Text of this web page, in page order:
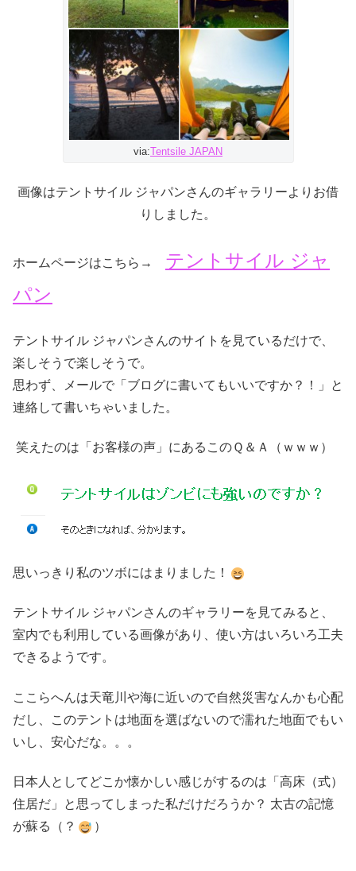
via:Tentsile JAPAN
画像はテントサイル ジャパンさんのギャラリーよりお借
りしました。
ホームページはこちら→ テントサイル ジャ
パン
テントサイル ジャパンさんのサイトを見ているだけで、
楽しそうで楽しそうで。
思わず、メールで「ブログに書いてもいいですか？！」と
連絡して書いちゃいました。
笑えたのは「お客様の声」にあるこのＱ＆Ａ（ｗｗｗ）
思いっきり私のツボにはまりました！
テントサイル ジャパンさんのギャラリーを見てみると、
室内でも利用している画像があり、使い方はいろいろ工夫
できるようです。
ここらへんは天竜川や海に近いので自然災害なんかも心配
だし、このテントは地面を選ばないので濡れた地面でもい
いし、安心だな。。。
日本人としてどこか懐かしい感じがするのは「高床（式）
住居だ」と思ってしまった私だけだろうか？ 太古の記憶
が蘇る（？
）